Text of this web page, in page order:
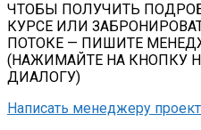
ЧТОБЫ ПОЛУЧИТЬ
КУРСЕ ИЛИ
ПОТОКЕ — ПИШИТЕ
(НАЖИМАЙТЕ НА КНОПКУ
ДИАЛОГУ)
Написать менеджеру